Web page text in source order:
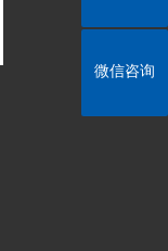
微信咨询
微信咨询